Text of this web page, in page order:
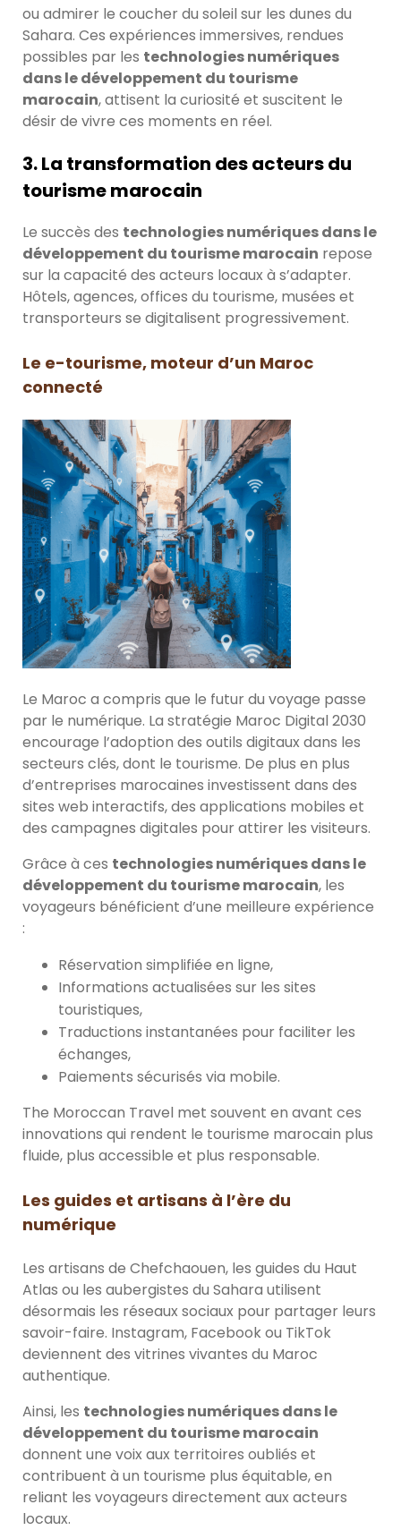
ou admirer le coucher du soleil sur les dunes du
Sahara. Ces expériences immersives, rendues
possibles par les technologies numériques
dans le développement du tourisme
marocain, attisent la curiosité et suscitent le
désir de vivre ces moments en réel.
3. La transformation des acteurs du
tourisme marocain
Le succès des technologies numériques dans le
développement du tourisme marocain repose
sur la capacité des acteurs locaux à s’adapter.
Hôtels, agences, offices du tourisme, musées et
transporteurs se digitalisent progressivement.
Le e-tourisme, moteur d’un Maroc
connecté
Le Maroc a compris que le futur du voyage passe
par le numérique. La stratégie Maroc Digital 2030
encourage l’adoption des outils digitaux dans les
secteurs clés, dont le tourisme. De plus en plus
d’entreprises marocaines investissent dans des
sites web interactifs, des applications mobiles et
des campagnes digitales pour attirer les visiteurs.
Grâce à ces technologies numériques dans le
développement du tourisme marocain, les
voyageurs bénéficient d’une meilleure expérience
:
Réservation simplifiée en ligne,
Informations actualisées sur les sites
touristiques,
Traductions instantanées pour faciliter les
échanges,
Paiements sécurisés via mobile.
The Moroccan Travel met souvent en avant ces
innovations qui rendent le tourisme marocain plus
fluide, plus accessible et plus responsable.
Les guides et artisans à l’ère du
numérique
Les artisans de Chefchaouen, les guides du Haut
Atlas ou les aubergistes du Sahara utilisent
désormais les réseaux sociaux pour partager leurs
savoir-faire. Instagram, Facebook ou TikTok
deviennent des vitrines vivantes du Maroc
authentique.
Ainsi, les technologies numériques dans le
développement du tourisme marocain
donnent une voix aux territoires oubliés et
contribuent à un tourisme plus équitable, en
reliant les voyageurs directement aux acteurs
locaux.